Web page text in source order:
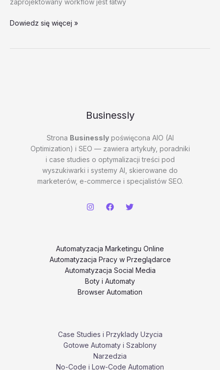
zaprojektowany workflow jest łatwy
Automatyzacja
Dowiedz się więcej »
Businessly
Strona Businesslypoświęcona AIO (AI
Optimization) i SEO — zawiera artykuły, poradniki
i case studies o optymalizacji treści pod
wyszukiwarki i systemy AI, skierowane do
marketerów, e-commerce i specjalistów SEO.
Automatyzacja Marketingu Online
Automatyzacja Pracy w Przeglądarce
Automatyzacja Social Media
Boty i Automaty
Browser Automation
Case Studies i Przyklady Uzycia
Gotowe Automaty i Szablony
Narzedzia
No-Code i Low-Code Automation